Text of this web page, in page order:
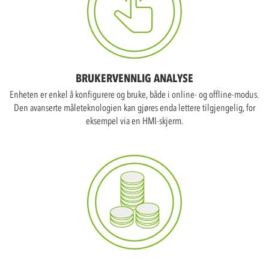
BRUKERVENNLIG ANALYSE
Enheten er enkel å konfigurere og bruke, både i online- og offline-modus.
Den avanserte måleteknologien kan gjøres enda lettere tilgjengelig, for
eksempel via en HMI-skjerm.